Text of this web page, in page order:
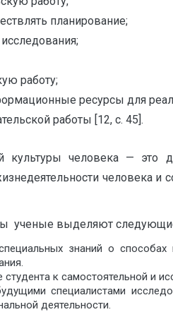
планирование;
работу;
ресурсы для
работы [12, с. 45].
культуры человека — это
человека
ученые выделяют
знаний о
к самостоятельной и
специалистами
деятельности.